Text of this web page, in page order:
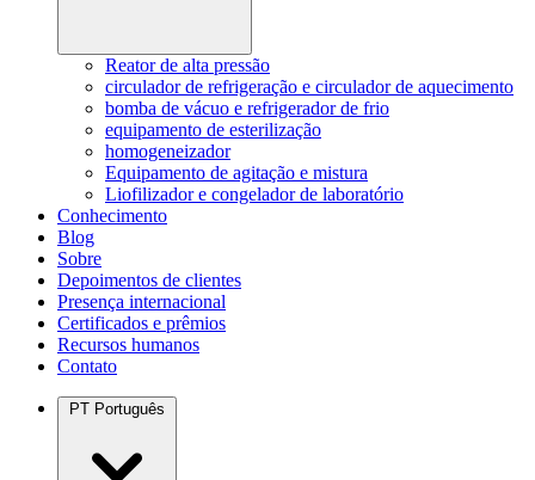
Reator de alta pressão
circulador de refrigeração e circulador de aquecimento
bomba de vácuo e refrigerador de frio
equipamento de esterilização
homogeneizador
Equipamento de agitação e mistura
Liofilizador e congelador de laboratório
Conhecimento
Blog
Sobre
Depoimentos de clientes
Presença internacional
Certificados e prêmios
Recursos humanos
Contato
PT Português